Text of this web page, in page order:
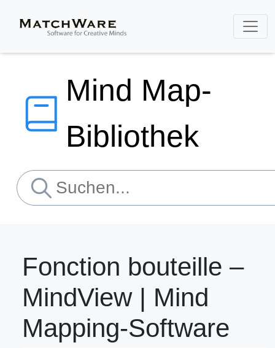
Mind Map-
Bibliothek
Fonction bouteille –
MindView | Mind
Mapping-Software